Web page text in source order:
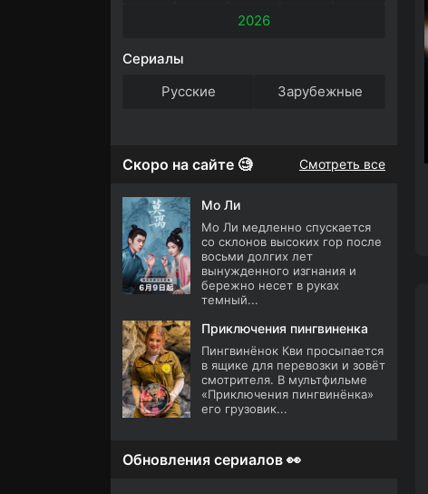
2026
Сериалы
Русские
Зарубежные
Скоро на сайте 🧐 Смотреть все
Мо Ли
Мо Ли медленно спускается
со склонов высоких гор после
восьми долгих лет
вынужденного изгнания и
бережно несет в руках
темный...
Приключения пингвиненка
Пингвинёнок Кви просыпается
в ящике для перевозки и зовёт
смотрителя. В мультфильме
«Приключения пингвинёнка»
его грузовик...
Обновления сериалов 👀